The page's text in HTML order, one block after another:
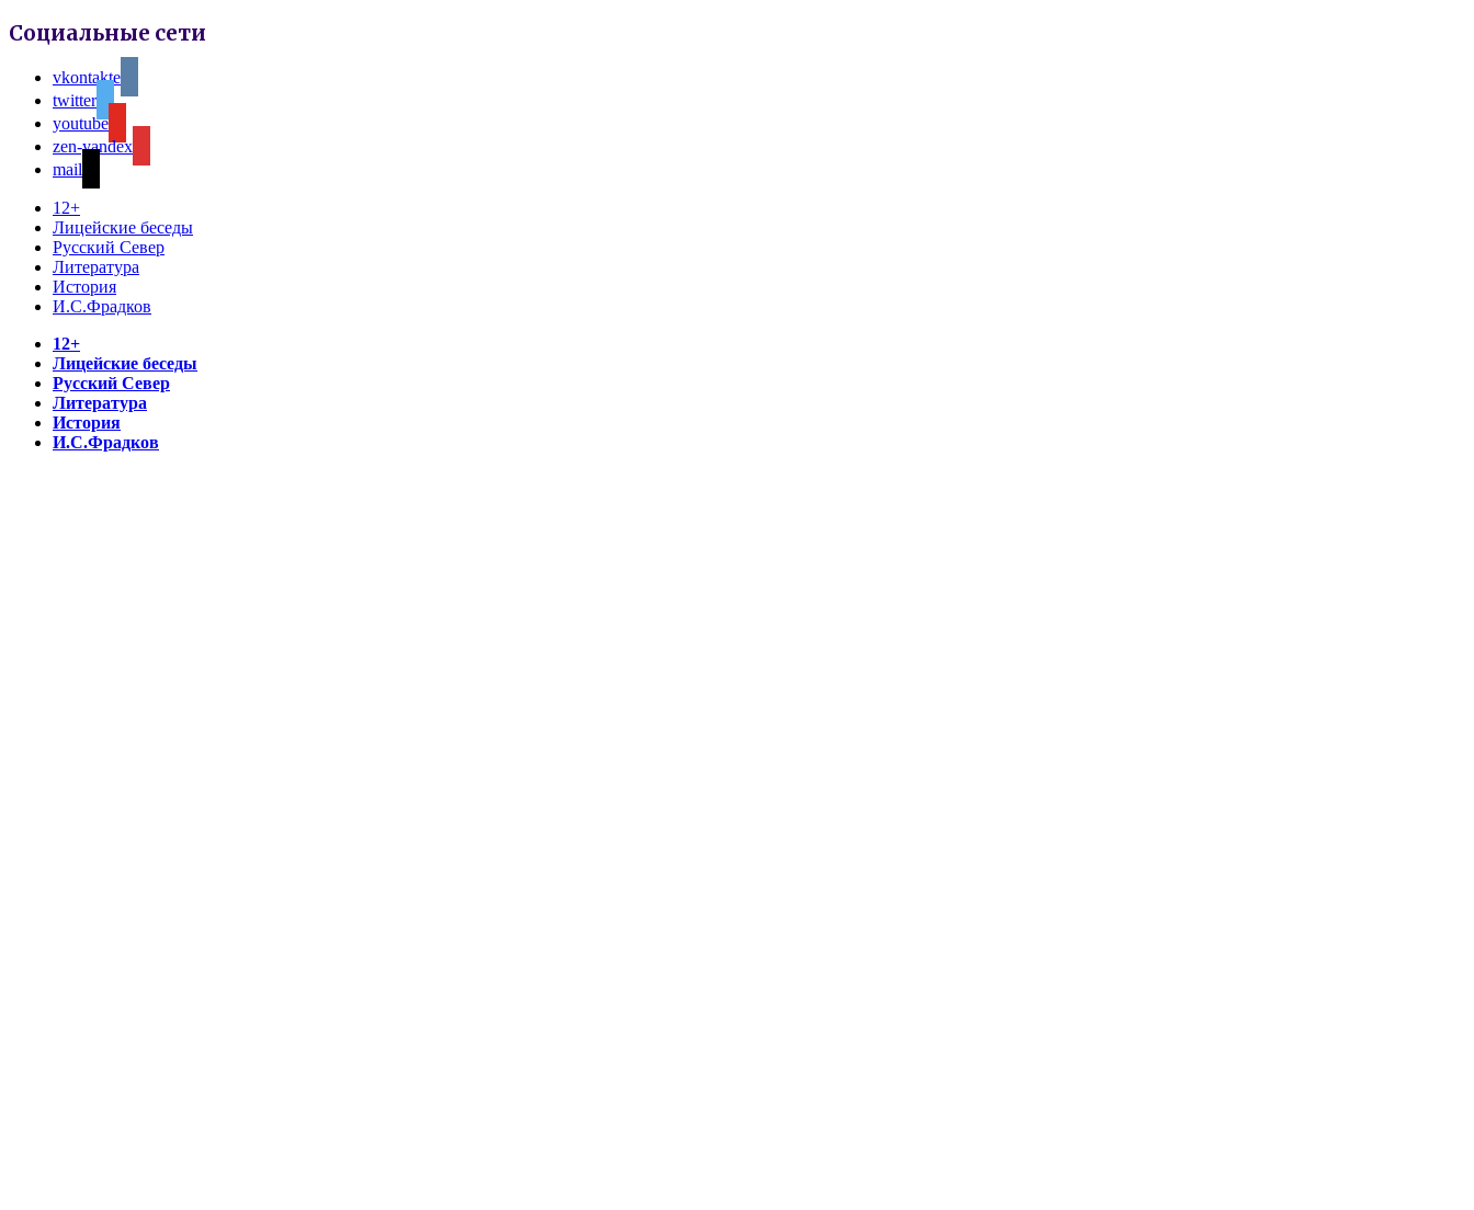
Социальные сети
vkontakte
twitter
youtube
zen-yandex
mail
12+
Лицейские беседы
Русский Север
Литература
История
И.С.Фрадков
12+
Лицейские беседы
Русский Север
Литература
История
И.С.Фрадков